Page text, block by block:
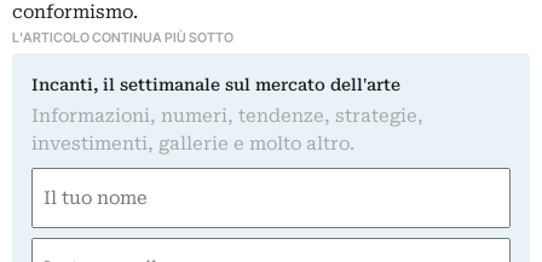
conformismo.
L'ARTICOLO CONTINUA PIÙ SOTTO
Incanti, il settimanale sul mercato dell'arte
Informazioni, numeri, tendenze, strategie,
investimenti, gallerie e molto altro.
(Obbligatorio)
Nome